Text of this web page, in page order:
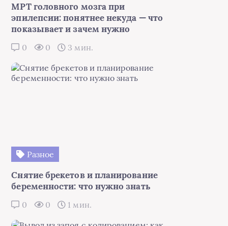
МРТ головного мозга при
эпилепсии: понятнее некуда — что
показывает и зачем нужно
0 0 3 мин.
Разное
Снятие брекетов и планирование
беременности: что нужно знать
0 0 1 мин.